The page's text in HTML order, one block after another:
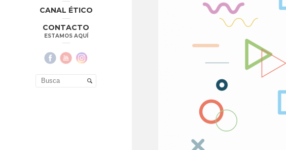
CANAL ÉTICO
CONTACTO
ESTAMOS AQUÍ